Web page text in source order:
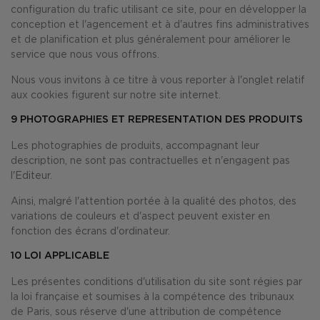
configuration du trafic utilisant ce site, pour en développer la
conception et l'agencement et à d'autres fins administratives
et de planification et plus généralement pour améliorer le
service que nous vous offrons.
Nous vous invitons à ce titre à vous reporter à l'onglet relatif
aux cookies figurent sur notre site internet.
9 PHOTOGRAPHIES ET REPRESENTATION DES PRODUITS
Les photographies de produits, accompagnant leur
description, ne sont pas contractuelles et n'engagent pas
l'Editeur.
Ainsi, malgré l'attention portée à la qualité des photos, des
variations de couleurs et d'aspect peuvent exister en
fonction des écrans d'ordinateur.
10 LOI APPLICABLE
Les présentes conditions d'utilisation du site sont régies par
la loi française et soumises à la compétence des tribunaux
de Paris, sous réserve d'une attribution de compétence